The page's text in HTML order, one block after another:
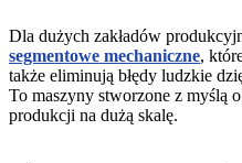
Dla dużych zakładów
segmentowe mechaniczne,
także eliminują błędy ludzkie
To maszyny stworzone z myślą
produkcji na dużą skalę.